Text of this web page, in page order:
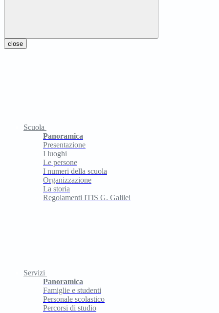
close
Scuola
Panoramica
Presentazione
I luoghi
Le persone
I numeri della scuola
Organizzazione
La storia
Regolamenti ITIS G. Galilei
Servizi
Panoramica
Famiglie e studenti
Personale scolastico
Percorsi di studio